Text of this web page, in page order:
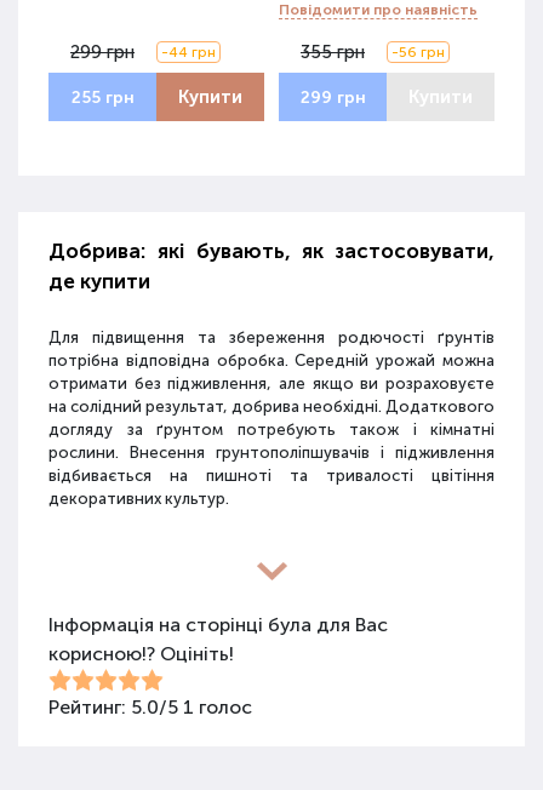
299 грн -44 грн
255 грн Купити
Повідомити про наявність
355 грн -56 грн
299 грн Купити
Добрива: які бувають, як застосовувати,
де купити
Для підвищення та збереження родючості ґрунтів
потрібна відповідна обробка. Середній урожай можна
отримати без підживлення, але якщо ви розраховуєте
на солідний результат, добрива необхідні. Додаткового
догляду за ґрунтом потребують також і кімнатні
рослини. Внесення грунтополіпшувачів і підживлення
відбивається на пишноті та тривалості цвітіння
декоративних культур.
Різновиди засобів для покращення
Для покращення поживних якостей ґрунту
використовуються різні види засобів: мінеральні
добрива, органічні суміші, засоби змішаного типу,
Інформація на сторінці була для Вас
корисною!? Оцініть!
Рейтинг: 5.0/5 1 голос